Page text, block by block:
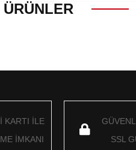
KARTI İLE
İMKANI
SSL